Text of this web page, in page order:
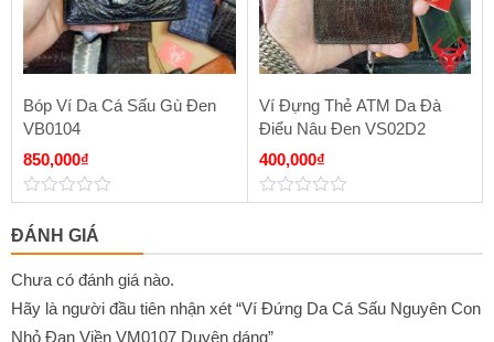
Bóp Ví Da Cá Sấu Gù Đen
VB0104
850,000₫
0
out
of
5
Ví Đựng Thẻ ATM Da Đà
Điểu Nâu Đen VS02D2
400,000₫
0
5
ĐÁNH GIÁ
Chưa có đánh giá nào.
Hãy là người đầu tiên nhận xét “Ví Đứng Da Cá Sấu Nguyên Con
Nhỏ Đan Viền VM0107 Duyên dáng”